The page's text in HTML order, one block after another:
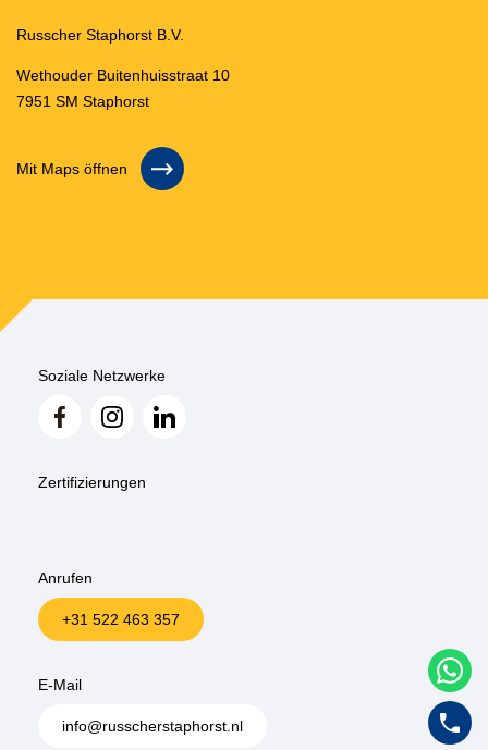
Russcher Staphorst B.V.
Wethouder Buitenhuisstraat 10
7951 SM Staphorst
Mit Maps öffnen
Soziale Netzwerke
Zertifizierungen
Anrufen
+31 522 463 357
E-Mail
info@russcherstaphorst.nl